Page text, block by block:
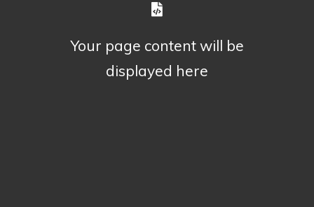
Your page content will be
displayed here